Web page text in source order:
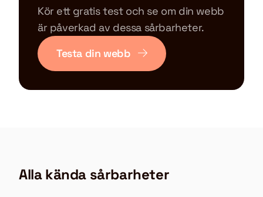
Kör ett gratis test och se om din webb
är påverkad av dessa sårbarheter.
Testa din webb
Alla kända sårbarheter